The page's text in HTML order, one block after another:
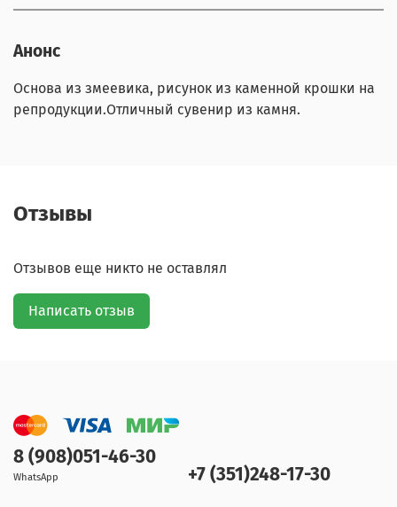
Анонс
Основа из змеевика, рисунок из каменной крошки на
репродукции.Отличный сувенир из камня.
Отзывы
Отзывов еще никто не оставлял
Написать отзыв
8 (908)051-46-30
WhatsApp +7 (351)248-17-30